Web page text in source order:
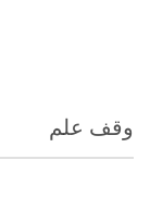
وقف علم